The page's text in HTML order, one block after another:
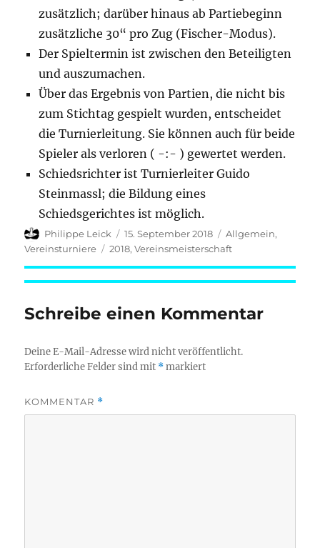
zusätzlich; darüber hinaus ab Partiebeginn
zusätzliche 30“ pro Zug (Fischer-Modus).
Der Spieltermin ist zwischen den Beteiligten
und auszumachen.
Über das Ergebnis von Partien, die nicht bis
zum Stichtag gespielt wurden, entscheidet
die Turnierleitung. Sie können auch für beide
Spieler als verloren ( -:- ) gewertet werden.
Schiedsrichter ist Turnierleiter Guido
Steinmassl; die Bildung eines
Schiedsgerichtes ist möglich.
Autor
Philippe Leick
Veröffentlicht
am
15. September 2018 Kategorien
Allgemein,
Vereinsturniere
Schlagwörter
2018,Vereinsmeisterschaft
Schreibe einen Kommentar
Deine E-Mail-Adresse wird nicht veröffentlicht.
Erforderliche Felder sind mit *markiert
KOMMENTAR *